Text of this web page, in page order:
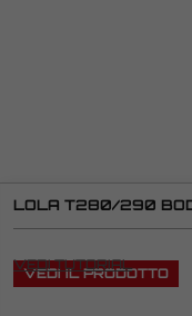
LOLA T280/290
VEDI TUTORIAL
VEDI IL PRODOTTO